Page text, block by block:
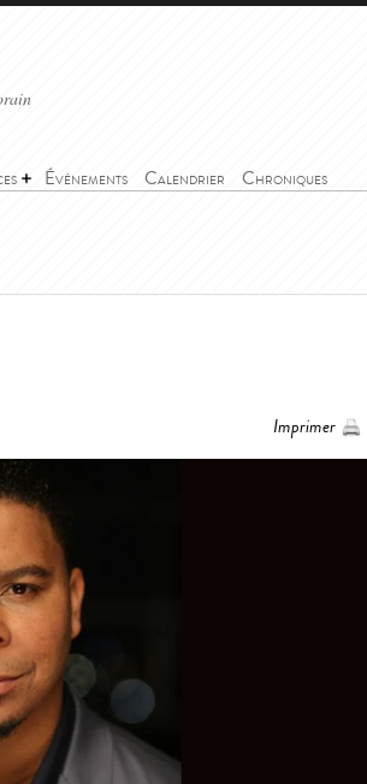
Événements Calendrier Chroniques
Imprimer